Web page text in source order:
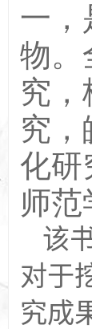
一，
物。
究
究
化研
师
该
对于
究成